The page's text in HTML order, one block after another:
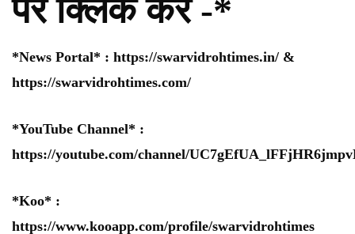
पर क्लिक करे -*
*News Portal* : https://swarvidrohtimes.in/ &
https://swarvidrohtimes.com/
*YouTube Channel* :
https://youtube.com/channel/
*Koo* :
https://www.kooapp.com/profile/swarvidrohtimes